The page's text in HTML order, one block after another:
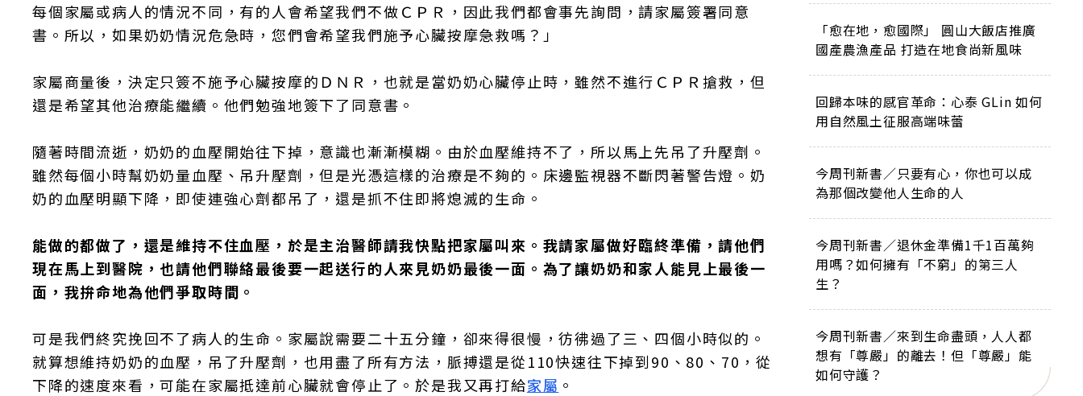
每個家屬或病人的情況不同，有的人會希望我們不做ＣＰＲ，因此我們都會事先詢問，請家屬簽署同意
書。所以，如果奶奶情況危急時，您們會希望我們施予心臟按摩急救嗎？」
家屬商量後，決定只簽不施予心臟按摩的ＤＮＲ，也就是當奶奶心臟停止時，雖然不進行ＣＰＲ搶救，但
還是希望其他治療能繼續。他們勉強地簽下了同意書。
隨著時間流逝，奶奶的血壓開始往下掉，意識也漸漸模糊。由於血壓維持不了，所以馬上先吊了升壓劑。
雖然每個小時幫奶奶量血壓、吊升壓劑，但是光憑這樣的治療是不夠的。床邊監視器不斷閃著警告燈。奶
奶的血壓明顯下降，即使連強心劑都吊了，還是抓不住即將熄滅的生命。
能做的都做了，還是維持不住血壓，於是主治醫師請我快點把家屬叫來。我請家屬做好臨終準備，請他們
現在馬上到醫院，也請他們聯絡最後要一起送行的人來見奶奶最後一面。為了讓奶奶和家人能見上最後一
面，我拚命地為他們爭取時間。
可是我們終究挽回不了病人的生命。家屬說需要二十五分鐘，卻來得很慢，彷彿過了三、四個小時似的。
就算想維持奶奶的血壓，吊了升壓劑，也用盡了所有方法，脈搏還是從110快速往下掉到90、80、70，從
下降的速度來看，可能在家屬抵達前心臟就會停止了。於是我又再打給家屬 。
「愈在地，愈國際」 圓山大飯店推廣
國產農漁產品 打造在地食尚新風味
回歸本味的感官革命：心泰 GLin 如何
用自然風土征服高端味蕾
今周刊新書／只要有心，你也可以成
為那個改變他人生命的人
今周刊新書／退休金準備1千1百萬夠
用嗎？如何擁有「不窮」的第三人
生？
今周刊新書／來到生命盡頭，人人都
想有「尊嚴」的離去！但「尊嚴」能
如何守護？